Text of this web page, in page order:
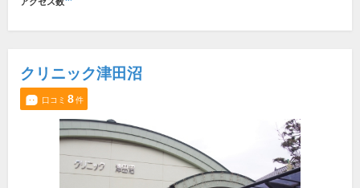
クリニック津田沼
口コミ 8件